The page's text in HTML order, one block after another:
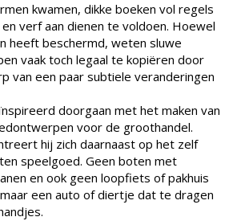
kwamen, dikke boeken vol regels
verf aan dienen te voldoen. Hoewel
heeft beschermd, weten sluwe
vaak toch legaal te kopiëren door
van een paar subtiele veranderingen
doorgaan met het maken van
voor de groothandel.
hij zich daarnaast op het zelf
speelgoed. Geen boten met
en ook geen loopfiets of pakhuis
een auto of diertje dat te dragen